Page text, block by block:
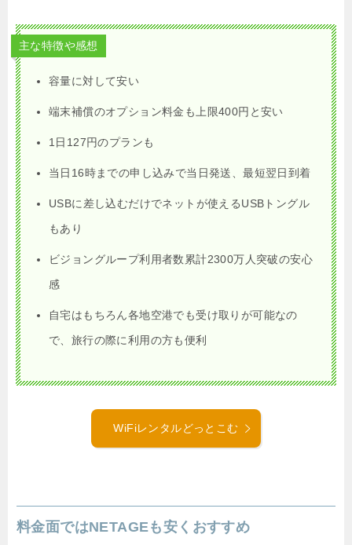
主な特徴や感想
容量に対して安い
端末補償のオプション料金も上限400円と安い
1日127円のプランも
当日16時までの申し込みで当日発送、最短翌日到着
USBに差し込むだけでネットが使えるUSBトングル
もあり
ビジョングループ利用者数累計2300万人突破の安心
感
自宅はもちろん各地空港でも受け取りが可能なの
で、旅行の際に利用の方も便利
WiFiレンタルどっとこむ
料金面ではNETAGEも安くおすすめ